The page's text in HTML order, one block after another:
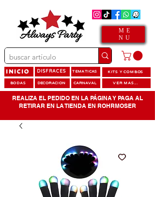
ME
NU
INICIO DISFRACES TEMATICAS KITS Y COMBOS
BODAS DECORACION CARNAVAL VER MAS...
REALIZA EL PEDIDO EN LA PÁGINA Y PAGA AL
RETIRAR EN LA TIENDA EN ROHRMOSER